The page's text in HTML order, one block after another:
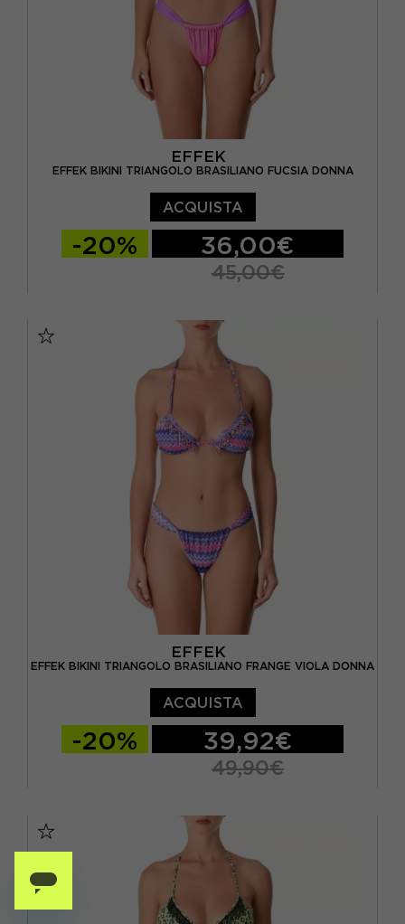
EFFEK
EFFEK BIKINI TRIANGOLO BRASILIANO FUCSIA DONNA
ACQUISTA
-20% 36,00€
45,00€
EFFEK
EFFEK BIKINI TRIANGOLO BRASILIANO FRANGE VIOLA DONNA
ACQUISTA
-20% 39,92€
49,90€